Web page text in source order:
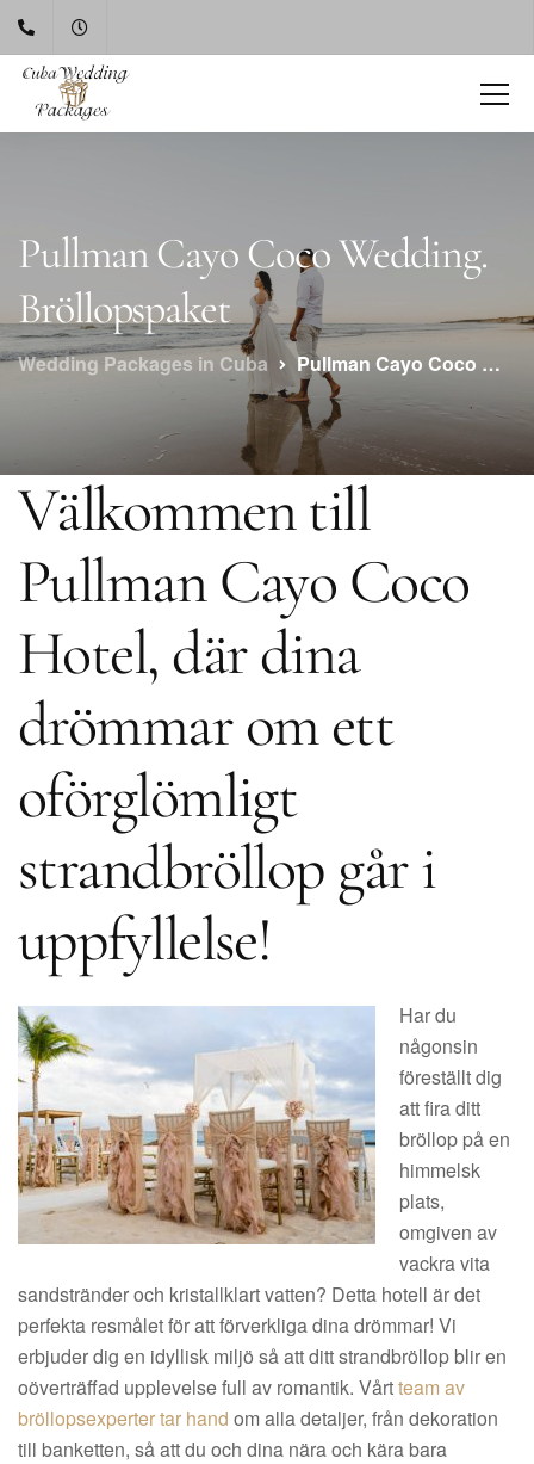
Pullman Cayo Coco Wedding.
Bröllopspaket
Wedding Packages in Cuba Pullman Cayo Coco Wedding. Bröllopspaket
Välkommen till
Pullman Cayo Coco
Hotel, där dina
drömmar om ett
oförglömligt
strandbröllop går i
uppfyllelse!
Har du
någonsin
föreställt dig
att fira ditt
bröllop på en
himmelsk
plats,
omgiven av
vackra vita
sandstränder och kristallklart vatten? Detta hotell är det
perfekta resmålet för att förverkliga dina drömmar! Vi
erbjuder dig en idyllisk miljö så att ditt strandbröllop blir en
oöverträffad upplevelse full av romantik. Vårtteam av
bröllopsexperter tar hand om alla detaljer, från dekoration
till banketten, så att du och dina nära och kära bara